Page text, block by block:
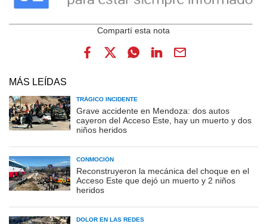
MÁS LEÍDAS
TRÁGICO INCIDENTE
Grave accidente en Mendoza: dos autos
cayeron del Acceso Este, hay un muerto y dos
niños heridos
CONMOCIÓN
Reconstruyeron la mecánica del choque en el
Acceso Este que dejó un muerto y 2 niños
heridos
DOLOR EN LAS REDES